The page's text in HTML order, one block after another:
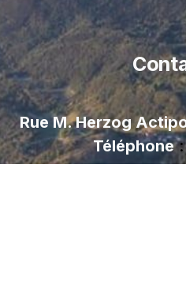
Rue M. Herzog
Téléphone